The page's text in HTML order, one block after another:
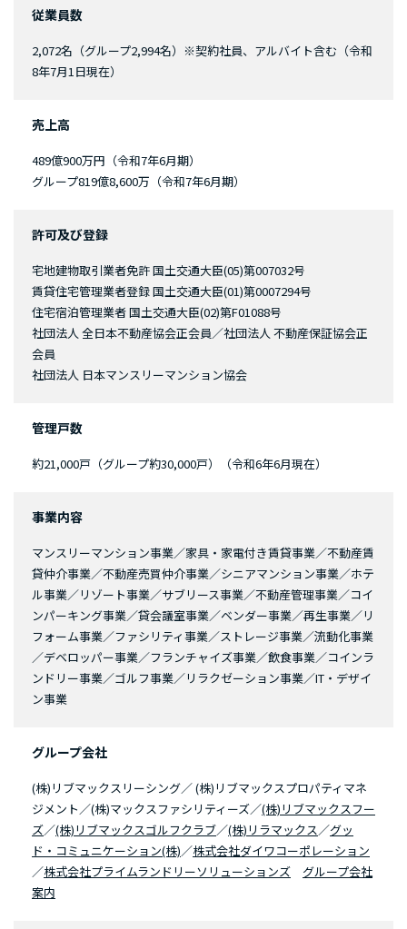
従業員数
2,072名（グループ2,994名）※契約社員、アルバイト含む（令和
8年7月1日現在）
売上高
489億900万円（令和7年6月期）
グループ819億8,600万（令和7年6月期）
許可及び登録
宅地建物取引業者免許 国土交通大臣(05)第007032号
賃貸住宅管理業者登録 国土交通大臣(01)第0007294号
住宅宿泊管理業者 国土交通大臣(02)第F01088号
社団法人 全日本不動産協会正会員／社団法人 不動産保証協会正
会員
社団法人 日本マンスリーマンション協会
管理戸数
約21,000戸（グループ約30,000戸）（令和6年6月現在）
事業内容
マンスリーマンション事業／家具・家電付き賃貸事業／不動産賃
貸仲介事業／不動産売買仲介事業／シニアマンション事業／ホテ
ル事業／リゾート事業／サブリース事業／不動産管理事業／コイ
ンパーキング事業／貸会議室事業／ベンダー事業／再生事業／リ
フォーム事業／ファシリティ事業／ストレージ事業／流動化事業
／デベロッパー事業／フランチャイズ事業／飲食事業／コインラ
ンドリー事業／ゴルフ事業／リラクゼーション事業／IT・デザイ
ン事業
グループ会社
(株)リブマックスリーシング／ (株)リブマックスプロパティマネ
ジメント／(株)マックスファシリティーズ／(株)リブマックスフー
ズ／(株)リブマックスゴルフクラブ／(株)リラマックス ／グッ
ド・コミュニケーション(株)／株式会社ダイワコーポレーション
／株式会社プライムランドリーソリューションズ
グループ会社
案内